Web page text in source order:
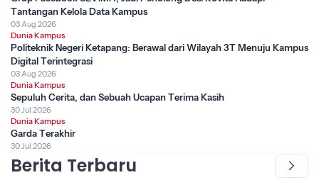
Tantangan Kelola Data Kampus
03 Aug 2026
Dunia Kampus
Politeknik Negeri Ketapang: Berawal dari Wilayah 3T Menuju Kampus
Digital Terintegrasi
03 Aug 2026
Dunia Kampus
Sepuluh Cerita, dan Sebuah Ucapan Terima Kasih
30 Jul 2026
Dunia Kampus
Garda Terakhir
30 Jul 2026
Berita Terbaru